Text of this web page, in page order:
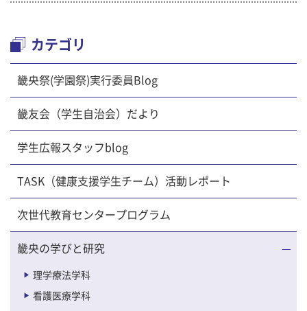
カテゴリ
畿央祭(学園祭)実行委員Blog
畿友会（学生自治会）だより
学生広報スタッフblog
TASK（健康支援学生チーム）活動レポート
次世代教育センタープログラム
畿央の学びと研究
理学療法学科
看護医療学科